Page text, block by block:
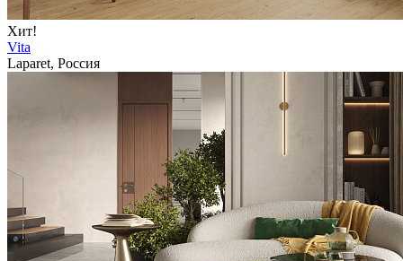
Хит!
Vita
Laparet, Россия